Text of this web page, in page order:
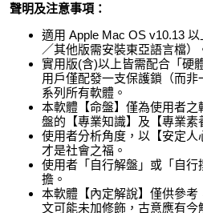
聲明及注意事項：
適用 Apple Mac OS v10.13
／其他版需安裝東亞語言檔）
實用版(含)以上皆需配合「硬
用戶僅配發一支保護鎖（而
系列所有軟體。
本軟體【命盤】僅為使用者
盤的【專業知識】及【專業素
使用者分析角度，以【安定人
才是社會之福。
使用者「自行解盤」或「自
擔。
本軟體【內定解說】僅供參
文可能未加修飾，古意應有今